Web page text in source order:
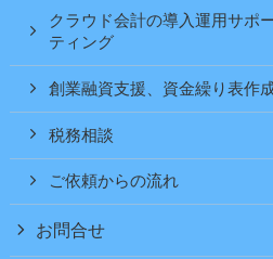
クラウド会計の導入運用サポ
ティング
創業融資支援、資金繰り表作
税務相談
ご依頼からの流れ
お問合せ